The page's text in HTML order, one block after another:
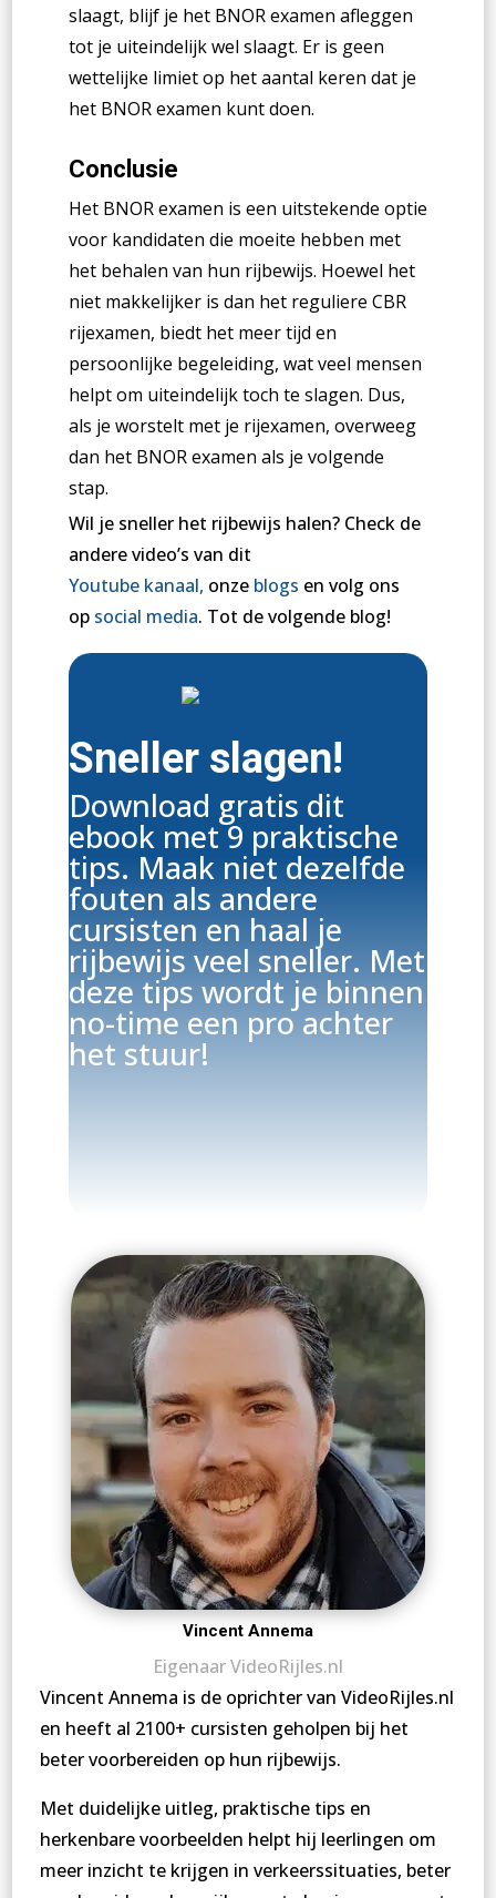
slaagt, blijf je het BNOR examen afleggen
tot je uiteindelijk wel slaagt. Er is geen
wettelijke limiet op het aantal keren dat je
het BNOR examen kunt doen.
Conclusie
Het BNOR examen is een uitstekende optie
voor kandidaten die moeite hebben met
het behalen van hun rijbewijs. Hoewel het
niet makkelijker is dan het reguliere CBR
rijexamen, biedt het meer tijd en
persoonlijke begeleiding, wat veel mensen
helpt om uiteindelijk toch te slagen. Dus,
als je worstelt met je rijexamen, overweeg
dan het BNOR examen als je volgende
stap.
Wil je sneller het rijbewijs halen? Check de
andere video’s van dit
Youtubekanaal, onze blogs en volg ons
op social media. Tot de volgende blog!
Sneller slagen!
Download gratis dit
ebook met 9 praktische
tips. Maak niet dezelfde
fouten als andere
cursisten en haal je
rijbewijs veel sneller. Met
deze tips wordt je binnen
no-time een pro achter
het stuur!
Vincent Annema
Eigenaar VideoRijles.nl
Vincent Annema is de oprichter van VideoRijles.nl
en heeft al 2100+ cursisten geholpen bij het
beter voorbereiden op hun rijbewijs.
Met duidelijke uitleg, praktische tips en
herkenbare voorbeelden helpt hij leerlingen om
meer inzicht te krijgen in verkeerssituaties, beter